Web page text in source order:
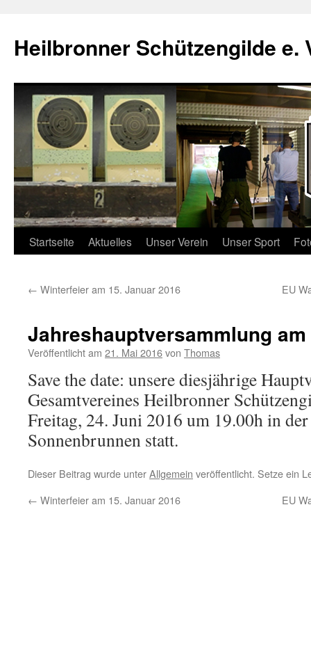
springen
Heilbronner Schützengilde e.
Startseite Aktuelles Unser Verein Unser Sport
← Winterfeier am 15. Januar 2016 EU
Jahreshauptversammlung
Veröffentlicht am 21. Mai 2016von Thomas
Save the date: unsere diesjährige
Gesamtvereines Heilbronner
Freitag, 24. Juni 2016 um 19.00h in
Sonnenbrunnen statt.
Dieser Beitrag wurde unterAllgemein veröffentlicht. Setze ein
← Winterfeier am 15. Januar 2016 EU